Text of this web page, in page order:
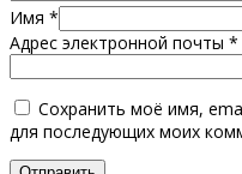
Имя *
Адрес электронной почты *
Сохранить моё имя,
для последующих моих